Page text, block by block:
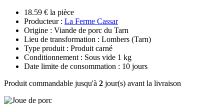
18.59 € la pièce
Producteur : La Ferme Cassar
Origine : Viande de porc du Tarn
Lieu de transformation : Lombers (Tarn)
Type produit : Produit carné
Conditionnement : Sous vide 1 kg
Date limite de consommation : 10 jours
Produit commandable jusqu'à 2 jour(s) avant la livraison